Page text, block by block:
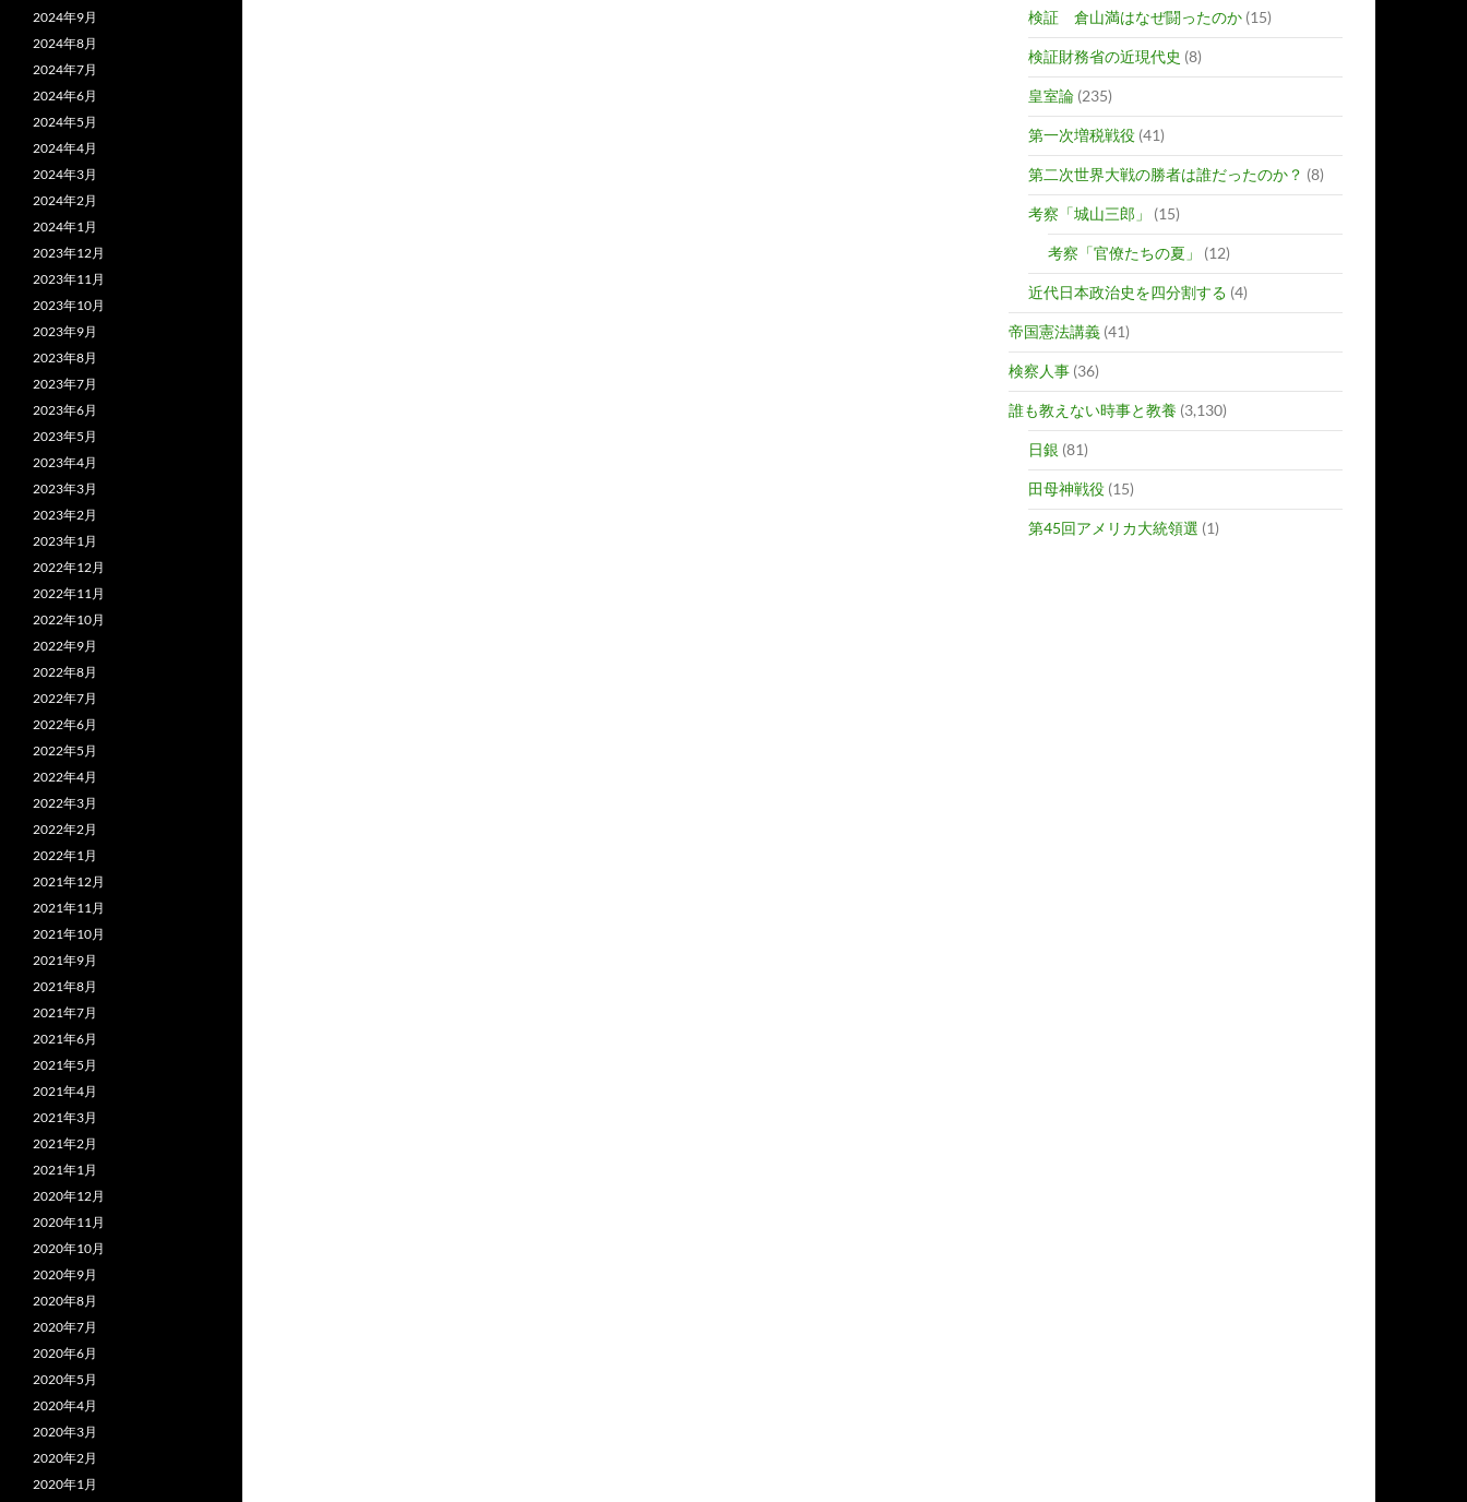
検証 倉山満はなぜ闘ったのか (15)
検証財務省の近現代史 (8)
皇室論 (235)
第一次増税戦役 (41)
第二次世界大戦の勝者は誰だったのか？ (8)
考察「城山三郎」 (15)
考察「官僚たちの夏」 (12)
近代日本政治史を四分割する (4)
帝国憲法講義 (41)
検察人事 (36)
誰も教えない時事と教養 (3,130)
日銀 (81)
田母神戦役 (15)
第45回アメリカ大統領選 (1)
2024年9月
2024年8月
2024年7月
2024年6月
2024年5月
2024年4月
2024年3月
2024年2月
2024年1月
2023年12月
2023年11月
2023年10月
2023年9月
2023年8月
2023年7月
2023年6月
2023年5月
2023年4月
2023年3月
2023年2月
2023年1月
2022年12月
2022年11月
2022年10月
2022年9月
2022年8月
2022年7月
2022年6月
2022年5月
2022年4月
2022年3月
2022年2月
2022年1月
2021年12月
2021年11月
2021年10月
2021年9月
2021年8月
2021年7月
2021年6月
2021年5月
2021年4月
2021年3月
2021年2月
2021年1月
2020年12月
2020年11月
2020年10月
2020年9月
2020年8月
2020年7月
2020年6月
2020年5月
2020年4月
2020年3月
2020年2月
2020年1月